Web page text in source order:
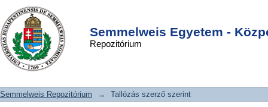
Semmelweis Egyetem -
Repozitórium
tallózása szerző szerint "Abdul-
Rahman Omar"
DSpace/Manakin Repository
Semmelweis Repozitórium → Tallózás szerző szerint